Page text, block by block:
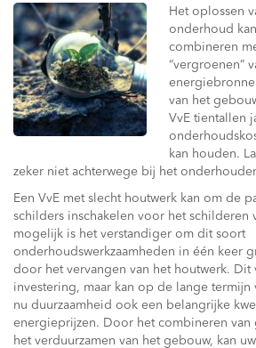
Het oplossen
onderhoud
combineren
“vergroenen”
van het
VvE tientallen
kan houden.
zeker niet achterwege bij het
Een VvE met slecht houtwerk kan om de
schilders inschakelen voor het schilderen
mogelijk is het verstandiger om dit soort
onderhoudswerkzaamheden in één keer
door het vervangen van het houtwerk. Dit
investering, maar kan op de lange termijn
nu duurzaamheid ook een belangrijke
energieprijzen. Door het combineren
het verduurzamen van het gebouw, kan